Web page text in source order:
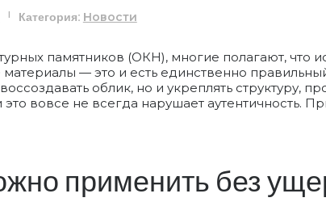
Категория: Новости
памятников (ОКН), многие полагают, что
— это и есть единственно
облик, но и укреплять структуру,
вовсе не всегда нарушает аутентичность.
применить без